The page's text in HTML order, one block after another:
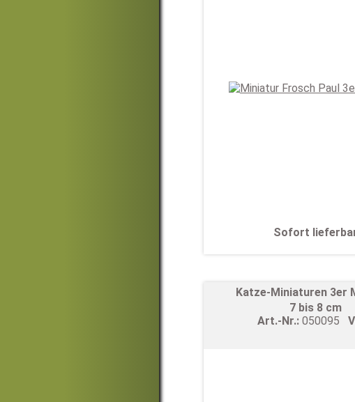
Sofort
Katze-Miniaturen 3er
7 bis 8 cm
Art.-Nr.:050095